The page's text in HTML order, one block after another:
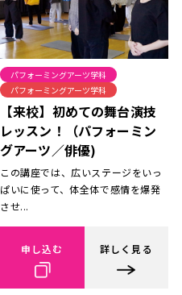
パフォーミングアーツ学科
パフォーミングアーツ学科
【来校】初めての舞台演技
レッスン！（パフォーミン
グアーツ／俳優)
この講座では、広いステージをいっ
ぱいに使って、体全体で感情を爆発
させ...
申し込む 詳しく見る